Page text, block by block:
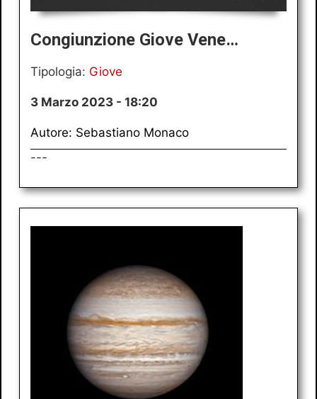
Congiunzione Giove Vene…
Tipologia: Giove
3 Marzo 2023 - 18:20
Autore: Sebastiano Monaco
---